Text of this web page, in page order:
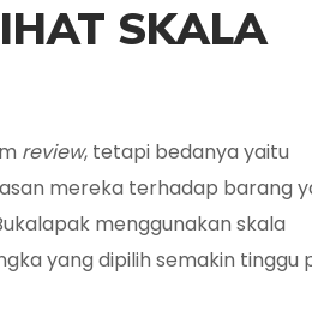
SKALA
review, tetapi bedanya yaitu
mereka terhadap barang
menggunakan skala
yang dipilih semakin tinggu